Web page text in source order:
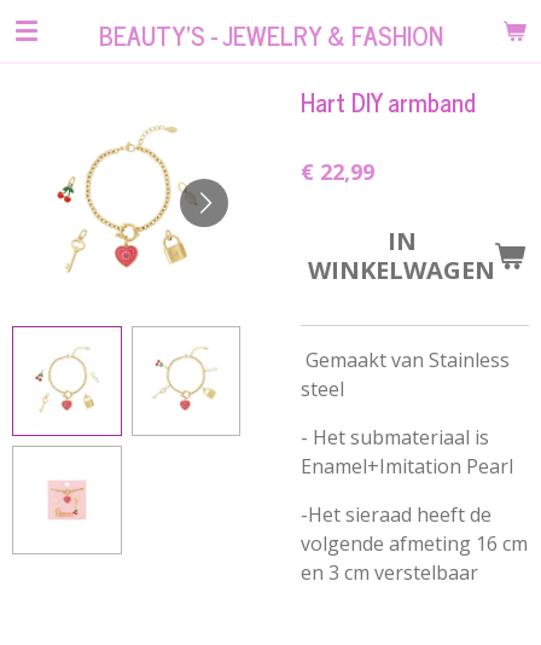
Ga
hoofdinhoud
BEAUTY'S - JEWELRY & FASHION
Hart DIY armband
€ 22,99
IN
WINKELWAGEN
Gemaakt van Stainless
steel
- Het submateriaal is
Enamel+Imitation Pearl
-Het sieraad heeft de
volgende afmeting 16 cm
en 3 cm verstelbaar